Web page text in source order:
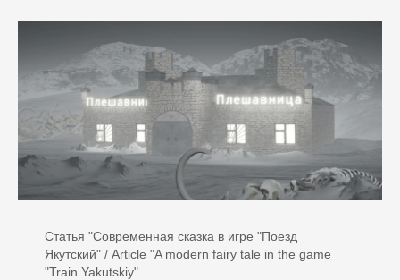
Статья "Современная сказка в игре "Поезд
Якутский" / Article "A modern fairy tale in the game
"Train Yakutskiy"